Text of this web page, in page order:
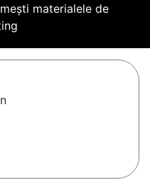
materialele de